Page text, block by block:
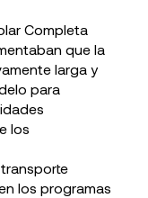
Completa
que la
larga y
para
los
los programas